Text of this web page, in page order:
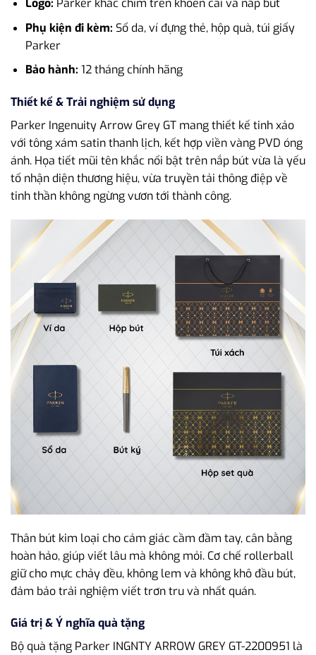
Logo: Parker khắc chìm trên khoen cài và nắp bút
Phụ kiện đi kèm: Sổ da, ví đựng thẻ, hộp quà, túi giấy
Parker
Bảo hành: 12 tháng chính hãng
Thiết kế & Trải nghiệm sử dụng
Parker Ingenuity Arrow Grey GT mang thiết kế tinh xảo
với tông xám satin thanh lịch, kết hợp viền vàng PVD óng
ánh. Họa tiết mũi tên khắc nổi bật trên nắp bút vừa là yếu
tố nhận diện thương hiệu, vừa truyền tải thông điệp về
tinh thần không ngừng vươn tới thành công.
Thân bút kim loại cho cảm giác cầm đầm tay, cân bằng
hoàn hảo, giúp viết lâu mà không mỏi. Cơ chế rollerball
giữ cho mực chảy đều, không lem và không khô đầu bút,
đảm bảo trải nghiệm viết trơn tru và nhất quán.
Giá trị & Ý nghĩa quà tặng
Bộ quà tặng Parker INGNTY ARROW GREY GT-2200951 là